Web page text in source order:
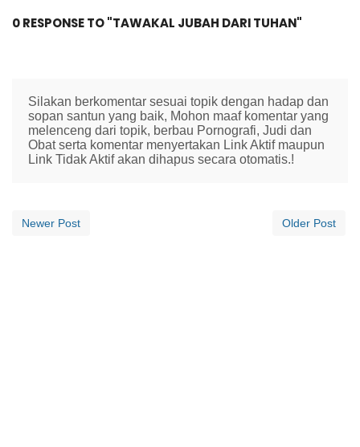
0 RESPONSE TO "TAWAKAL JUBAH DARI TUHAN"
Silakan berkomentar sesuai topik dengan hadap dan
sopan santun yang baik, Mohon maaf komentar yang
melenceng dari topik, berbau Pornografi, Judi dan
Obat serta komentar menyertakan Link Aktif maupun
Link Tidak Aktif akan dihapus secara otomatis.!
Newer Post Older Post